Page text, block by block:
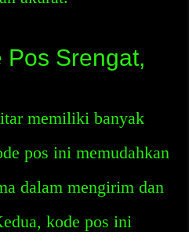
Pos Srengat,
memiliki banyak
pos ini memudahkan
dalam mengirim dan
kode pos ini